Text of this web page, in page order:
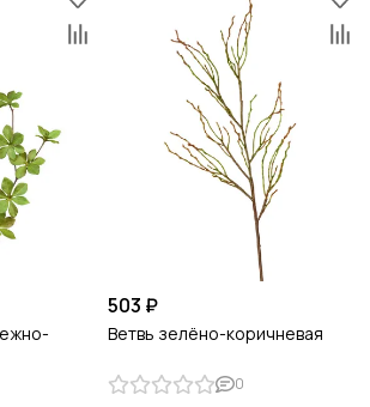
503 ₽
Ветвь зелёно-коричневая
0